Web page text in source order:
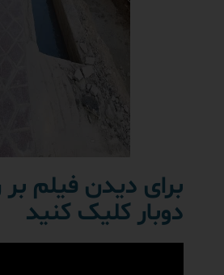
برای دیدن فیلم
دوبار کلیک کنید